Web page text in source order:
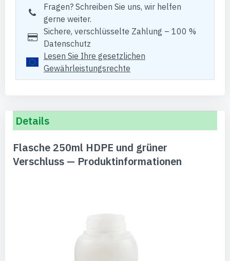
Fragen? Schreiben Sie uns, wir helfen
gerne weiter.
Sichere, verschlüsselte Zahlung – 100 %
Datenschutz
Lesen Sie Ihre gesetzlichen
Gewährleistungsrechte
Details
Flasche 250ml HDPE und grüner
Verschluss — Produktinformationen